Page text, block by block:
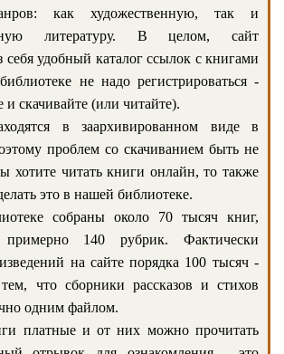
как художественную, так и
литературу. В целом, сайт
себя удобный каталог ссылок с книгами
не надо регистрироваться -
и скачивайте (или читайте).
в заархивированном виде в
проблем со скачиванием быть не
хотите читать книги онлайн, то также
это в нашей библиотеке.
собраны около 70 тысяч книг,
140 рубрик. Фактически
на сайте порядка 100 тысяч -
что сборники рассказов и стихов
одним файлом.
платные и от них можно прочитать